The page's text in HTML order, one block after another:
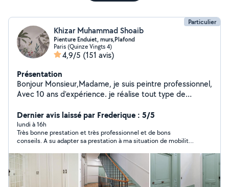
Particulier
Khizar Muhammad Shoaib
Pienture Enduiet, murs,Plafond
Paris (Quinze Vingts 4)
4,9/5 (151 avis)
Présentation
Bonjour Monsieur,Madame, je suis peintre professionnel,
Avec 10 ans d'expérience. je réalise tout type de
de papier peint, pose tvile de verre, pose de plinthes,
pose de parquet et finitions soignées. je suis sériéux et
ponctuel, Travail professionnel, réponse rapide, respect
des clients, prix raissonnable.
Dernier avis laissé par Frederique : 5/5
lundi à 16h
Très bonne prestation et très professionnel et de bons
conseils. A su adapter sa prestation à ma situation de mobilité